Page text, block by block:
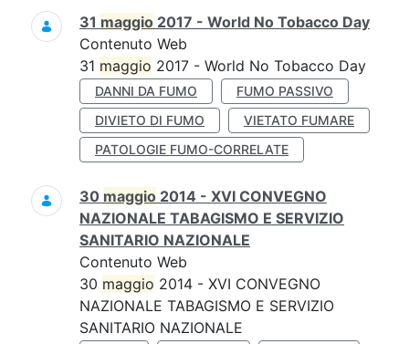
Ricerca
31 maggio 2017 - World No Tobacco Day
Contenuto Web
31 maggio 2017 - World No Tobacco Day
DANNI DA FUMO
FUMO PASSIVO
DIVIETO DI FUMO
VIETATO FUMARE
PATOLOGIE FUMO-CORRELATE
30 maggio 2014 - XVI CONVEGNO
NAZIONALE TABAGISMO E SERVIZIO
SANITARIO NAZIONALE
Contenuto Web
30 maggio 2014 - XVI CONVEGNO
NAZIONALE TABAGISMO E SERVIZIO
SANITARIO NAZIONALE